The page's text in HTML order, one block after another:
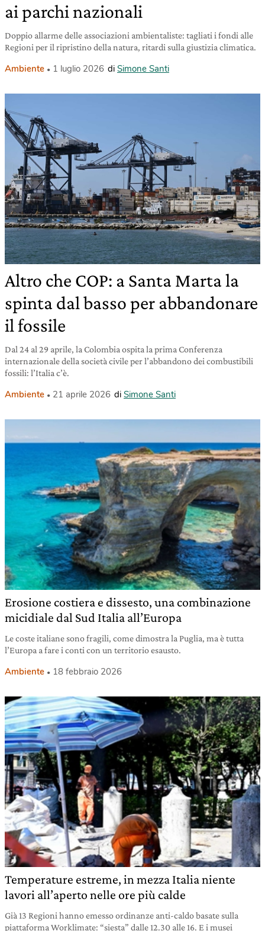
ai parchi nazionali
Doppio allarme delle associazioni ambientaliste: tagliati i fondi alle
Regioni per il ripristino della natura, ritardi sulla giustizia climatica.
Ambiente 1 luglio 2026 di Simone Santi
Altro che COP: a Santa Marta la
spinta dal basso per abbandonare
il fossile
Dal 24 al 29 aprile, la Colombia ospita la prima Conferenza
internazionale della società civile per l’abbandono dei combustibili
fossili: l’Italia c’è.
Ambiente 21 aprile 2026 di Simone Santi
Erosione costiera e dissesto, una combinazione
micidiale dal Sud Italia all’Europa
Le coste italiane sono fragili, come dimostra la Puglia, ma è tutta
l’Europa a fare i conti con un territorio esausto.
Ambiente 18 febbraio 2026
Temperature estreme, in mezza Italia niente
lavori all’aperto nelle ore più calde
Già 13 Regioni hanno emesso ordinanze anti-caldo basate sulla
piattaforma Worklimate: “siesta” dalle 12.30 alle 16. E i musei